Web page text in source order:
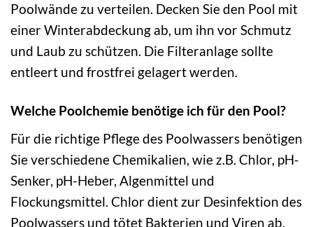
Poolwände zu verteilen. Decken Sie den Pool mit
einer Winterabdeckung ab, um ihn vor Schmutz
und Laub zu schützen. Die Filteranlage sollte
entleert und frostfrei gelagert werden.
Welche Poolchemie benötige ich für den Pool?
Für die richtige Pflege des Poolwassers benötigen
Sie verschiedene Chemikalien, wie z.B. Chlor, pH-
Senker, pH-Heber, Algenmittel und
Flockungsmittel. Chlor dient zur Desinfektion des
Poolwassers und tötet Bakterien und Viren ab.